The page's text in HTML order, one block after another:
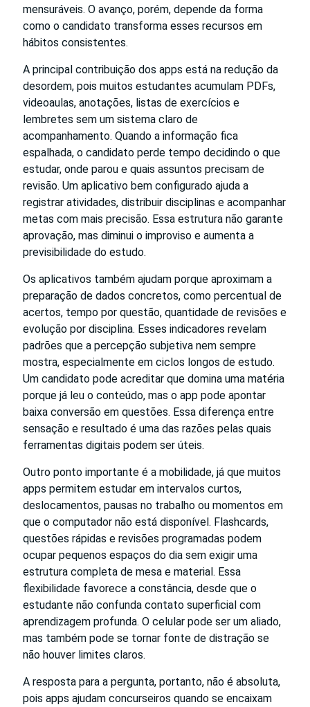
mensuráveis. O avanço, porém, depende da forma
como o candidato transforma esses recursos em
hábitos consistentes.
A principal contribuição dos apps está na redução da
desordem, pois muitos estudantes acumulam PDFs,
videoaulas, anotações, listas de exercícios e
lembretes sem um sistema claro de
acompanhamento. Quando a informação fica
espalhada, o candidato perde tempo decidindo o que
estudar, onde parou e quais assuntos precisam de
revisão. Um aplicativo bem configurado ajuda a
registrar atividades, distribuir disciplinas e acompanhar
metas com mais precisão. Essa estrutura não garante
aprovação, mas diminui o improviso e aumenta a
previsibilidade do estudo.
Os aplicativos também ajudam porque aproximam a
preparação de dados concretos, como percentual de
acertos, tempo por questão, quantidade de revisões e
evolução por disciplina. Esses indicadores revelam
padrões que a percepção subjetiva nem sempre
mostra, especialmente em ciclos longos de estudo.
Um candidato pode acreditar que domina uma matéria
porque já leu o conteúdo, mas o app pode apontar
baixa conversão em questões. Essa diferença entre
sensação e resultado é uma das razões pelas quais
ferramentas digitais podem ser úteis.
Outro ponto importante é a mobilidade, já que muitos
apps permitem estudar em intervalos curtos,
deslocamentos, pausas no trabalho ou momentos em
que o computador não está disponível. Flashcards,
questões rápidas e revisões programadas podem
ocupar pequenos espaços do dia sem exigir uma
estrutura completa de mesa e material. Essa
flexibilidade favorece a constância, desde que o
estudante não confunda contato superficial com
aprendizagem profunda. O celular pode ser um aliado,
mas também pode se tornar fonte de distração se
não houver limites claros.
A resposta para a pergunta, portanto, não é absoluta,
pois apps ajudam concurseiros quando se encaixam